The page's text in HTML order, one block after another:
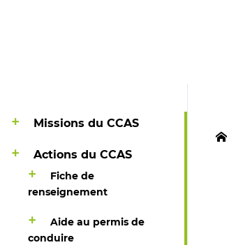
Missions du CCAS
Actions du CCAS
Fiche de
renseignement
Aide au permis de
conduire